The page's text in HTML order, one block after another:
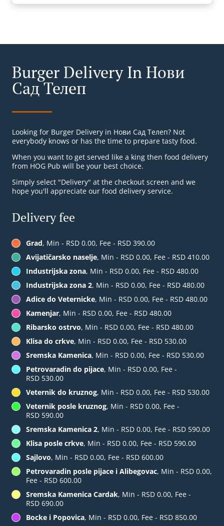
Burger Delivery In Нови
Сад Телеп
Looking for Burger Delivery in Нови Сад Телеп? Not
everybody knows or has the time to prepare tasty food.
When you want to get served like a king then food delivery
from HOG Pub will be your best choice.
Simply select "Delivery" at the checkout screen and we
hope you'll appreciate our food delivery service.
Delivery fee
Grad, Min - RSD 0.00, Fee - RSD 390.00
Avijatičarsko naselje, Min - RSD 0.00, Fee - RSD 410.00
Industrijska zona, Min - RSD 0.00, Fee - RSD 480.00
Industrijska zona 2, Min - RSD 0.00, Fee - RSD 480.00
Adice do Veternicke, Min - RSD 0.00, Fee - RSD 480.00
Kamenjar, Min - RSD 0.00, Fee - RSD 480.00
Ribarsko ostrvo, Min - RSD 0.00, Fee - RSD 480.00
Klisa do crkve, Min - RSD 0.00, Fee - RSD 530.00
Sremska Kamenica, Min - RSD 0.00, Fee - RSD 530.00
Petrovaradin do pijace, Min - RSD 0.00, Fee -
RSD 530.00
Veternik do kruznog, Min - RSD 0.00, Fee - RSD 530.00
Veternik posle kruznog, Min - RSD 0.00, Fee -
RSD 590.00
Sremska Kamenica 2, Min - RSD 0.00, Fee - RSD 590.00
Klisa posle crkve, Min - RSD 0.00, Fee - RSD 590.00
Sajlovo, Min - RSD 0.00, Fee - RSD 600.00
Petrovaradin posle pijace i Alibegovac, Min - RSD 0.00,
Fee - RSD 600.00
Sremska Kamenica Cardak, Min - RSD 0.00, Fee -
RSD 690.00
Bocke i Popovica, Min - RSD 0.00, Fee - RSD 850.00